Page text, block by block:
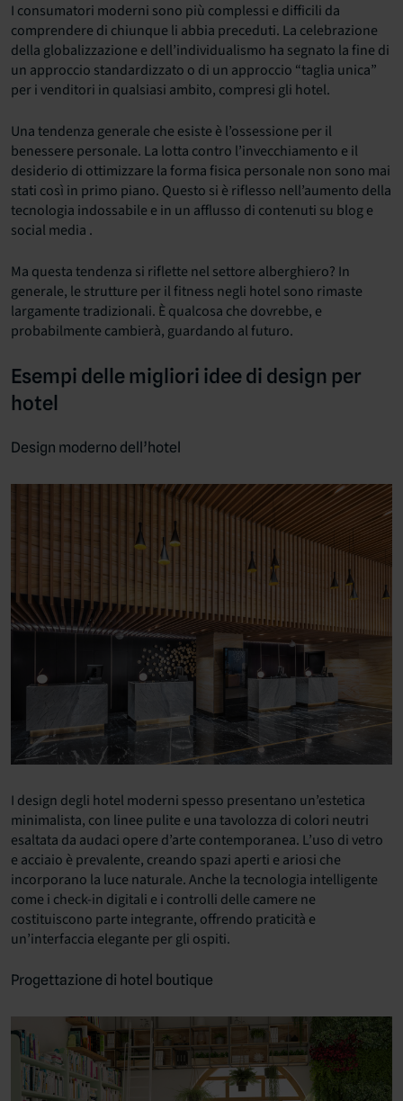
I consumatori moderni sono più complessi e difficili da
comprendere di chiunque li abbia preceduti. La celebrazione
della globalizzazione e dell’individualismo ha segnato la fine di
un approccio standardizzato o di un approccio “taglia unica”
per i venditori in qualsiasi ambito, compresi gli hotel.
Una tendenza generale che esiste è l’ossessione per il
benessere personale. La lotta contro l’invecchiamento e il
desiderio di ottimizzare la forma fisica personale non sono mai
stati così in primo piano. Questo si è riflesso nell’aumento della
tecnologia indossabile e in un afflusso di contenuti su blog e
social media .
Ma questa tendenza si riflette nel settore alberghiero? In
generale, le strutture per il fitness negli hotel sono rimaste
largamente tradizionali. È qualcosa che dovrebbe, e
probabilmente cambierà, guardando al futuro.
Esempi delle migliori idee di design per
hotel
Design moderno dell’hotel
I design degli hotel moderni spesso presentano un’estetica
minimalista, con linee pulite e una tavolozza di colori neutri
esaltata da audaci opere d’arte contemporanea. L’uso di vetro
e acciaio è prevalente, creando spazi aperti e ariosi che
incorporano la luce naturale. Anche la tecnologia intelligente
come i check-in digitali e i controlli delle camere ne
costituiscono parte integrante, offrendo praticità e
un’interfaccia elegante per gli ospiti.
Progettazione di hotel boutique